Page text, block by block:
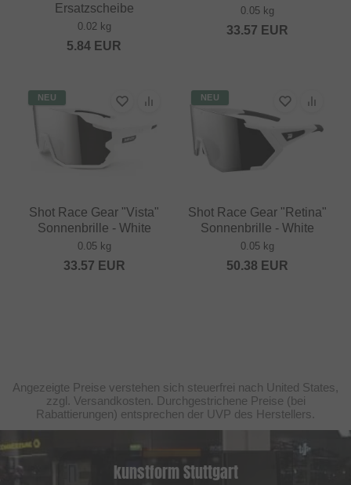
Ersatzscheibe
0.02 kg
5.84 EUR
0.05 kg
33.57 EUR
NEU
Shot Race Gear "Vista"
Sonnenbrille - White
0.05 kg
33.57 EUR
NEU
Shot Race Gear "Retina"
Sonnenbrille - White
0.05 kg
50.38 EUR
Angezeigte Preise verstehen sich steuerfrei nach United States,
zzgl. Versandkosten. Durchgestrichene Preise (bei
Rabattierungen) entsprechen der UVP des Herstellers.
kunstform Stuttgart